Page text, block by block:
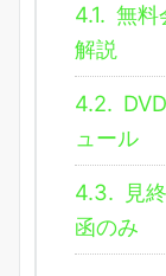
4.1. 無料
解説
4.2.
ュール
4.3. 見
函のみ